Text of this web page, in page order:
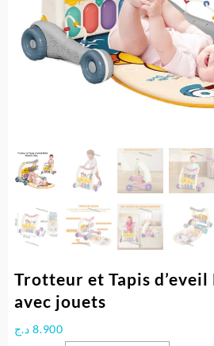
Trotteur et Tapis d’eveil
avec jouets
8.900 د.ج